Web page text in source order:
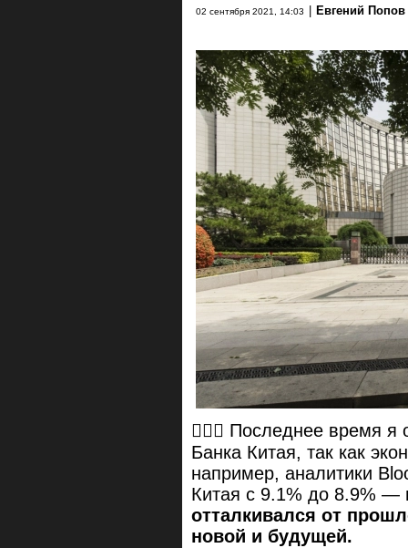
02 сентября 2021, 14:03 Евгений Попов
🤦🏼‍♂️ Последнее время
Банка Китая, так как
например, аналитики
Китая с 9.1% до 8.9% —
отталкивался от
новой и будущей.